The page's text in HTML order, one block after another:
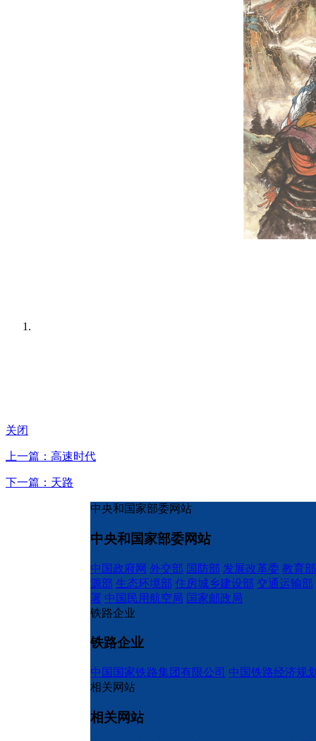
关闭
上一篇：高速时代
下一篇：天路
中央和国家部委网站
中央和国家部委网站
中国政府网 外交部 国防部 发展改革委 教育部
源部 生态环境部 住房城乡建设部 交通运输部
署 中国民用航空局 国家邮政局
铁路企业
铁路企业
中国国家铁路集团有限公司 中国铁路经济规
相关网站
相关网站